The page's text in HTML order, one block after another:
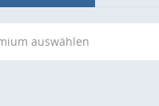
auswählen